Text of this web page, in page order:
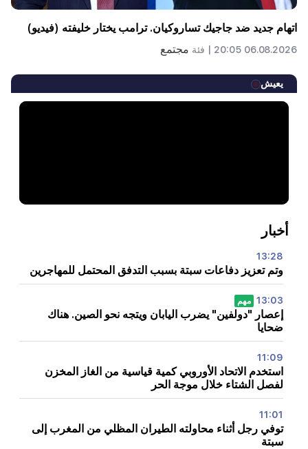
اتهام جديد ضد جاجيك تساروكيان. ترامب يختار خليفته (فيديو)
06.08.2026 20:05 | فئة مجتمع
يعيش
أخبار
13:28
وتم تعزيز دفاعات سبتة بسبب التدفق المحتمل للمهاجرين
13:03 مهم
إعصار "دولفين" يضرب اليابان ويتجه نحو الصين. هناك
ضحايا
11:09
استخدم الاتحاد الأوروبي كمية قياسية من الغاز المخزن
لفصل الشتاء خلال موجة الحر
11:01
توفي رجل أثناء محاولته الطيران المظلي من المغرب إلى
سبتة